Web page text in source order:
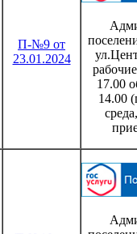
П-№9 от
23.01.2024
17.00
14.00